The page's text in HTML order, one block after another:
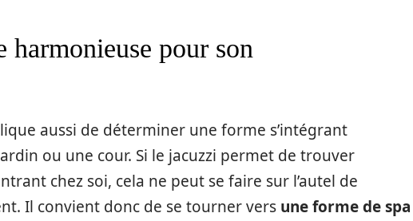
pour son
aussi de déterminer une forme s’intégrant
ou une cour. Si le jacuzzi permet de trouver
chez soi, cela ne peut se faire sur l’autel de
Il convient donc de se tourner vers une forme de spa